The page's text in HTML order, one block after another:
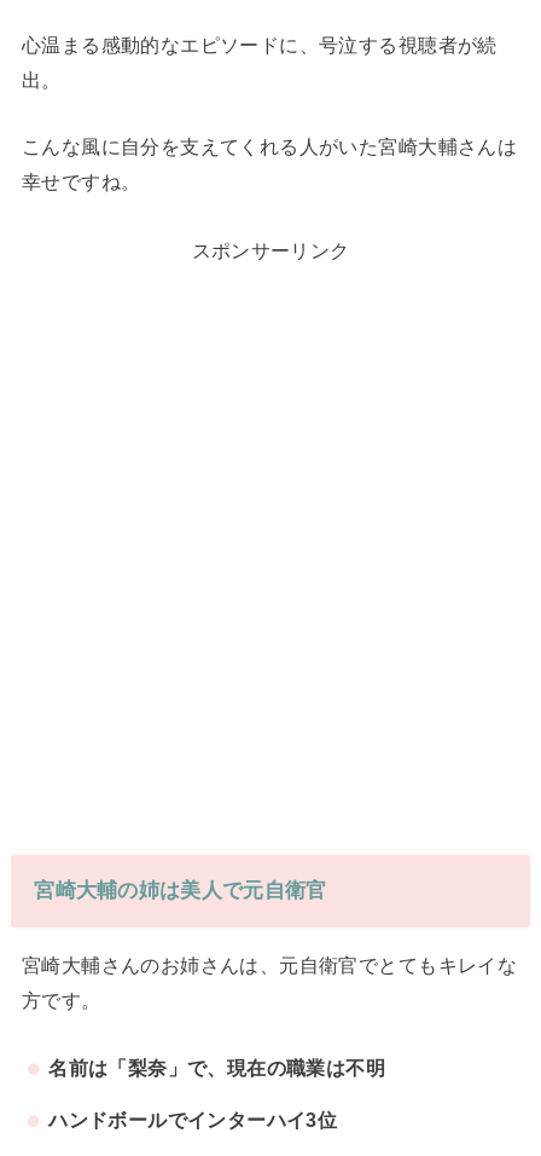
心温まる感動的なエピソードに、号泣する視聴者が続
出。
こんな風に自分を支えてくれる人がいた宮崎大輔さんは
幸せですね。
スポンサーリンク
宮崎大輔の姉は美人で元自衛官
宮崎大輔さんのお姉さんは、元自衛官でとてもキレイな
方です。
名前は「梨奈」で、現在の職業は不明
ハンドボールでインターハイ3位